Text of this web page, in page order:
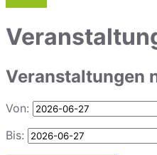
Veranstaltungen
Von:
Bis: